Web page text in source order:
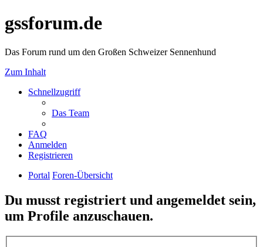
gssforum.de
Das Forum rund um den Großen Schweizer Sennenhund
Zum Inhalt
Schnellzugriff
Das Team
FAQ
Anmelden
Registrieren
Portal Foren-Übersicht
Du musst registriert und angemeldet sein,
um Profile anzuschauen.